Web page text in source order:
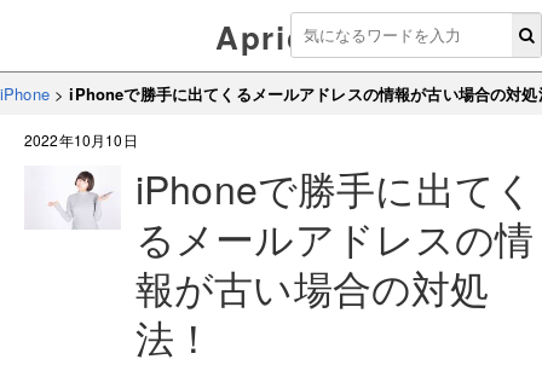
Aprico
iPhone>iPhoneで勝手に出てくるメールアドレスの情報が古い場合の対処
2022年10月10日
iPhoneで勝手に出てく
るメールアドレスの情
報が古い場合の対処
法！